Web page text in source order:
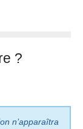
?
n’apparaîtra